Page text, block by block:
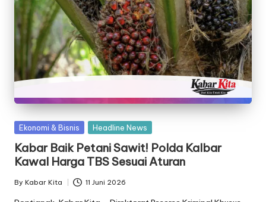
Posted
Ekonomi & Bisnis Headline News
Kabar Baik Petani Sawit! Polda Kalbar
Kawal Harga TBS Sesuai Aturan
Posted
by
By Kabar Kita 11 Juni 2026